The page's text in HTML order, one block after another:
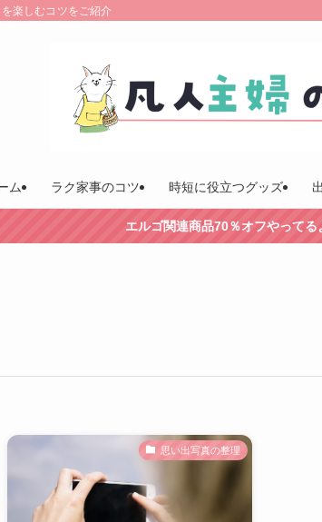
楽しむコツをご紹介
ム ラク家事のコツ 時短に役立つグッズ
エルゴ関連商品70％オフやって
思い出写真の整理